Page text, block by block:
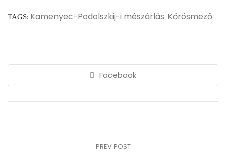
TAGS: Kamenyec-Podolszkij-i mészárlás, Kőrösmező
Facebook
PREV POST